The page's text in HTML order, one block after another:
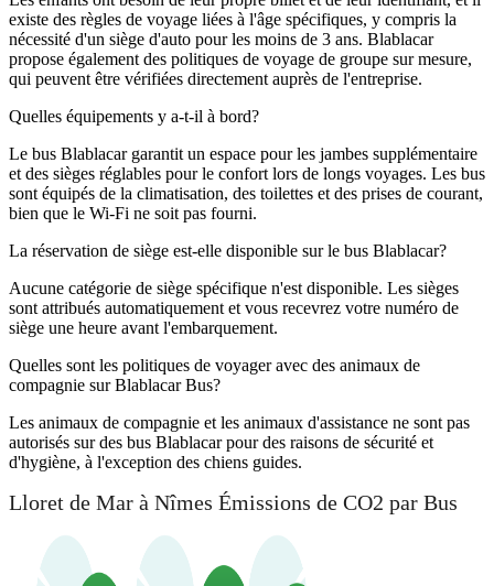
existe des règles de voyage liées à l'âge spécifiques, y compris la
nécessité d'un siège d'auto pour les moins de 3 ans. Blablacar
propose également des politiques de voyage de groupe sur mesure,
qui peuvent être vérifiées directement auprès de l'entreprise.
Quelles équipements y a-t-il à bord?
Le bus Blablacar garantit un espace pour les jambes supplémentaire
et des sièges réglables pour le confort lors de longs voyages. Les bus
sont équipés de la climatisation, des toilettes et des prises de courant,
bien que le Wi-Fi ne soit pas fourni.
La réservation de siège est-elle disponible sur le bus Blablacar?
Aucune catégorie de siège spécifique n'est disponible. Les sièges
sont attribués automatiquement et vous recevrez votre numéro de
siège une heure avant l'embarquement.
Quelles sont les politiques de voyager avec des animaux de
compagnie sur Blablacar Bus?
Les animaux de compagnie et les animaux d'assistance ne sont pas
autorisés sur des bus Blablacar pour des raisons de sécurité et
d'hygiène, à l'exception des chiens guides.
Lloret de Mar à Nîmes Émissions de CO2 par Bus